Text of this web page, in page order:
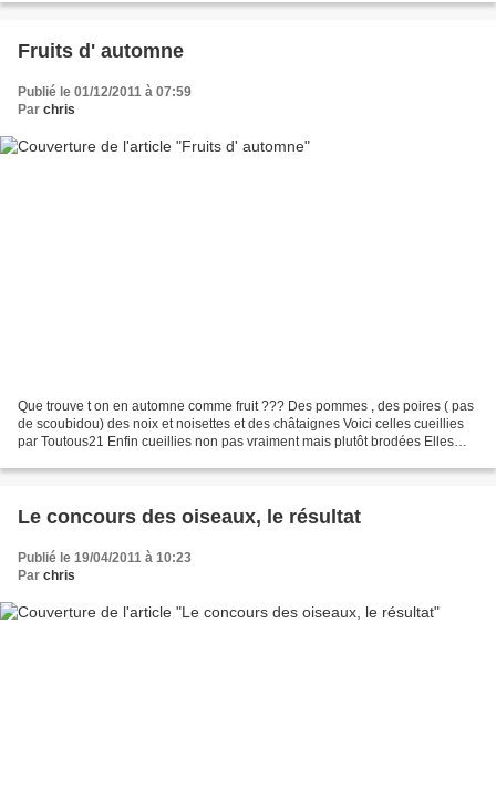
Fruits d' automne
Publié le 01/12/2011 à 07:59
Par chris
Que trouve t on en automne comme fruit ??? Des pommes , des poires ( pas
de scoubidou) des noix et noisettes et des châtaignes Voici celles cueillies
par Toutous21 Enfin cueillies non pas vraiment mais plutôt brodées Elles
Le concours des oiseaux, le résultat
Publié le 19/04/2011 à 10:23
Par chris